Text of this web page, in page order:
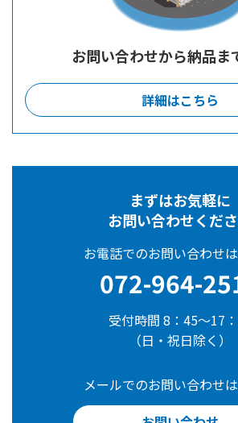
お問い合わせから納品ま
詳細はこちら
まずはお気軽に
お問い合わせくだ
お電話でのお問い合わせ
072-964-
受付時間 8：45～17
（日・祝日除く）
メールでのお問い合わせ